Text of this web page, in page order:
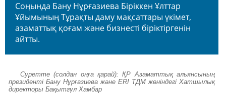
Соңында Бану Нұрғазиева Біріккен Ұлттар
Ұйымының Тұрақты даму мақсаттары үкімет,
азаматтық қоғам және бизнесті біріктіргенін
айтты.
Суретте (солдан оңға қарай): ҚР Азаматтық альянсының
президенті Бану Нұрғазиева және ERI ТДМ жөніндегі Хатшылық
директоры Бақытгүл Хамбар